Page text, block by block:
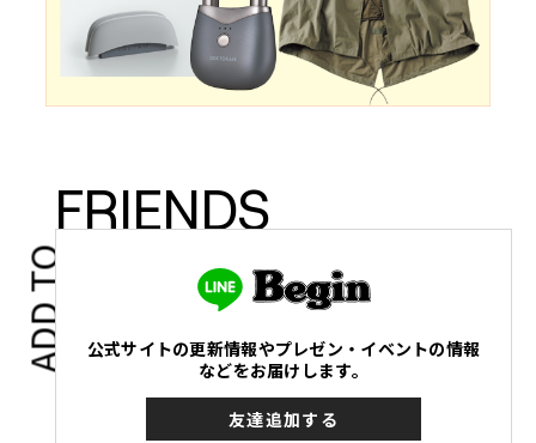
ADD TO
FRIENDS
公式サイトの更新情報やプレゼン・イベントの情報
などをお届けします。
友達追加する